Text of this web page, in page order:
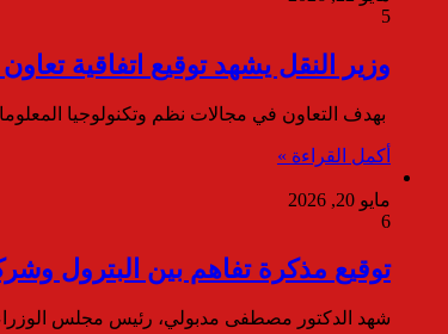
5
وزير النقل يشهد توقيع اتفاقية
بهدف التعاون في مجالات نظم وتكنولوجيا
أكمل القراءة »
مايو 20, 2026
6
توقيع مذكرة تفاهم بين البترول
شهد الدكتور مصطفى مدبولي، رئيس مجلس الوزراء،